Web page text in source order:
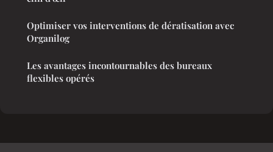
Optimiser vos interventions de dératisation avec
Organilog
Les avantages incontournables des bureaux
flexibles opérés